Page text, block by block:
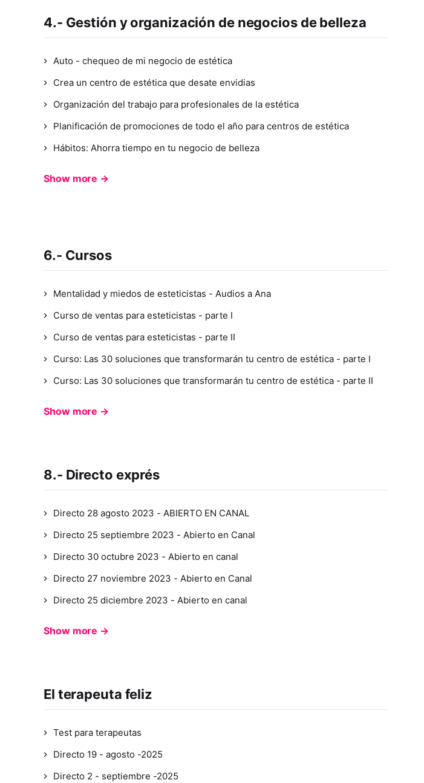
4.- Gestión y organización de negocios de belleza
Auto - chequeo de mi negocio de estética
Crea un centro de estética que desate envidias
Organización del trabajo para profesionales de la estética
Planificación de promociones de todo el año para centros de estética
Hábitos: Ahorra tiempo en tu negocio de belleza
Show more →
6.- Cursos
Mentalidad y miedos de esteticistas - Audios a Ana
Curso de ventas para esteticistas - parte I
Curso de ventas para esteticistas - parte II
Curso: Las 30 soluciones que transformarán tu centro de estética - parte I
Curso: Las 30 soluciones que transformarán tu centro de estética - parte II
Show more →
8.- Directo exprés
Directo 28 agosto 2023 - ABIERTO EN CANAL
Directo 25 septiembre 2023 - Abierto en Canal
Directo 30 octubre 2023 - Abierto en canal
Directo 27 noviembre 2023 - Abierto en Canal
Directo 25 diciembre 2023 - Abierto en canal
Show more →
El terapeuta feliz
Test para terapeutas
Directo 19 - agosto -2025
Directo 2 - septiembre -2025